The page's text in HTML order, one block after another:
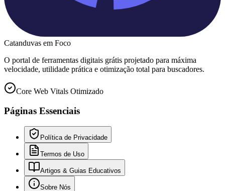
Catanduvas em Foco
O portal de ferramentas digitais grátis projetado para máxima
velocidade, utilidade prática e otimização total para buscadores.
Core Web Vitals Otimizado
Páginas Essenciais
Política de Privacidade
Termos de Uso
Artigos & Guias Educativos
Sobre Nós